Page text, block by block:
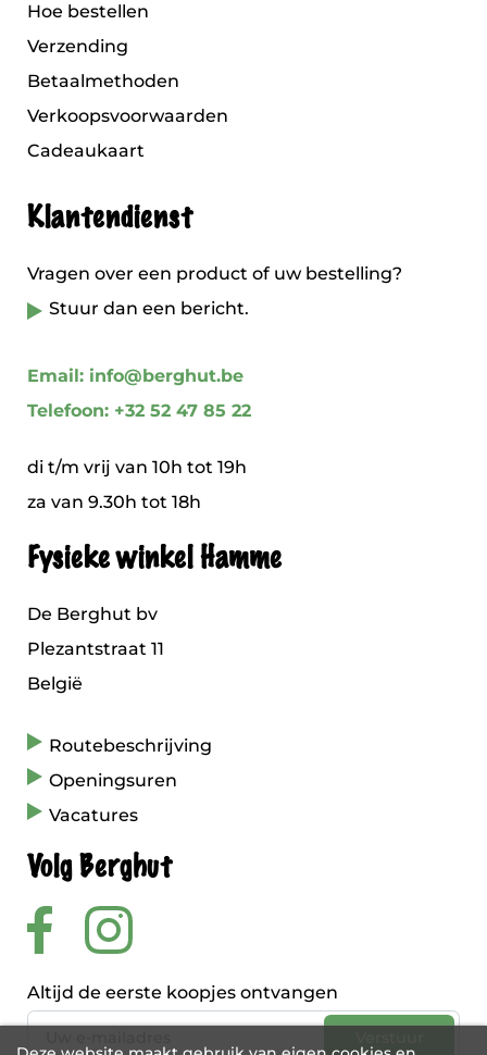
Hoe bestellen
Verzending
Betaalmethoden
Verkoopsvoorwaarden
Cadeaukaart
Klantendienst
Vragen over een product of uw bestelling?
Stuur dan een bericht.
Email: info@berghut.be
Telefoon: +32 52 47 85 22
di t/m vrij van 10h tot 19h
za van 9.30h tot 18h
Fysieke winkel Hamme
De Berghut bv
Plezantstraat 11
België
Routebeschrijving
Openingsuren
Vacatures
Volg Berghut
Altijd de eerste koopjes ontvangen